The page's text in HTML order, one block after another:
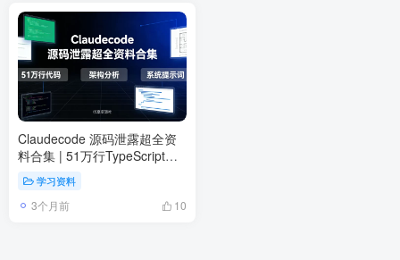
Claudecode 源码泄露超全资
料合集 | 51万行TypeScript代
码 + 架构分析 + 系统提示词
学习资料
3个月前 10